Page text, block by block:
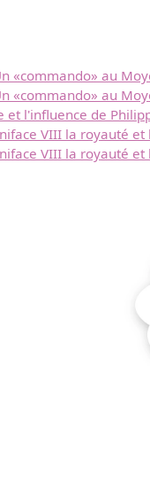
«commando» au
«commando» au
et l'influence de
VIII la royauté
VIII la royauté